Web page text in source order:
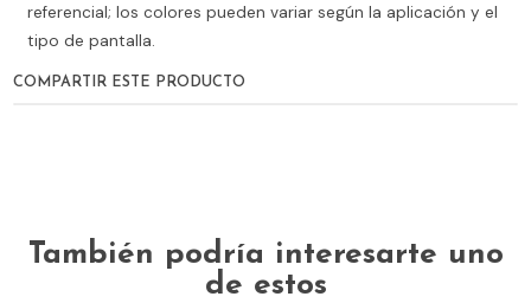
referencial; los colores pueden variar según la aplicación y el
tipo de pantalla.
COMPARTIR ESTE PRODUCTO
También podría interesarte uno
de estos